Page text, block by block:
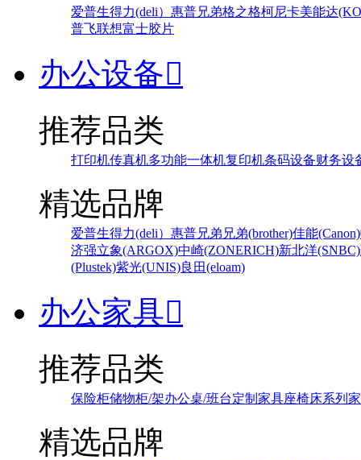
爱普生得力(deli） 惠普兄弟格之格柯尼卡美能达
普飞联想富士胶片
办公设备
推荐品类
打印机传真机多功能一体机复印机条码设备财务设
精选品牌
爱普生得力(deli） 惠普兄弟 兄弟(brother)佳能(Canon)
济强立象(ARGOX)中崎(ZONERICH)新北洋(SNBC)
(Plustek)紫光(UNIS)良田(eloam)
办公家具
推荐品类
保险柜储物柜/架办公桌/班台定制家具座椅床系列
精选品牌